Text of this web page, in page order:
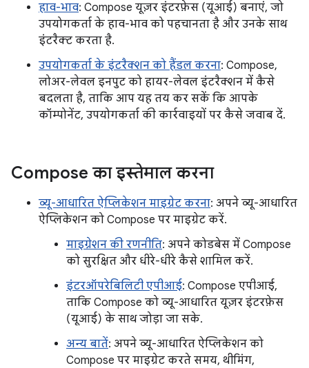
हाव-भाव: Compose यूज़र इंटरफ़ेस (यूआई) बनाएं, जो
उपयोगकर्ता के हाव-भाव को पहचानता है और उनके साथ
इंटरैक्ट करता है.
उपयोगकर्ता के इंटरैक्शन को हैंडल करना: Compose,
लोअर-लेवल इनपुट को हायर-लेवल इंटरैक्शन में कैसे
बदलता है, ताकि आप यह तय कर सकें कि आपके
कॉम्पोनेंट, उपयोगकर्ता की कार्रवाइयों पर कैसे जवाब दें.
Compose का इस्तेमाल करना
व्यू-आधारित ऐप्लिकेशन माइग्रेट करना: अपने व्यू-आधारित
ऐप्लिकेशन को Compose पर माइग्रेट करें.
माइग्रेशन की रणनीति: अपने कोडबेस में Compose
को सुरक्षित और धीरे-धीरे कैसे शामिल करें.
इंटरऑपरेबिलिटी एपीआई: Compose एपीआई,
ताकि Compose को व्यू-आधारित यूज़र इंटरफ़ेस
(यूआई) के साथ जोड़ा जा सके.
अन्य बातें: अपने व्यू-आधारित ऐप्लिकेशन को
Compose पर माइग्रेट करते समय, थीमिंग,